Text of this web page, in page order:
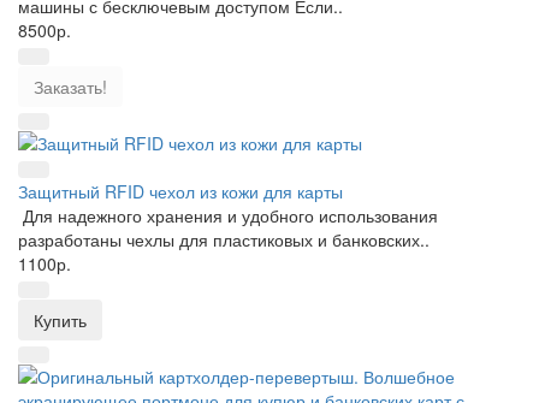
машины с бесключевым доступом Если..
8500р.
Заказать!
Защитный RFID чехол из кожи для карты
Для надежного хранения и удобного использования
разработаны чехлы для пластиковых и банковских..
1100р.
Купить